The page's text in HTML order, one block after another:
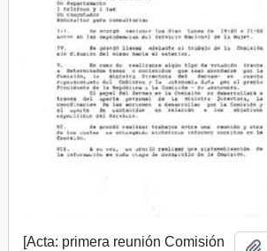
[Acta: primera reunión Comisión